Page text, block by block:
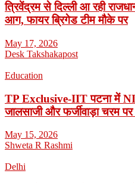
त्रिवेंद्रम से दिल्ली आ रही
आग, फायर ब्रिगेड टीम मौके पर
May 17, 2026
Desk Takshakapost
Education
TP Exclusive-IIT पटना में
जालसाजी और फर्जीवाड़ा चरम
May 15, 2026
Shweta R Rashmi
Delhi